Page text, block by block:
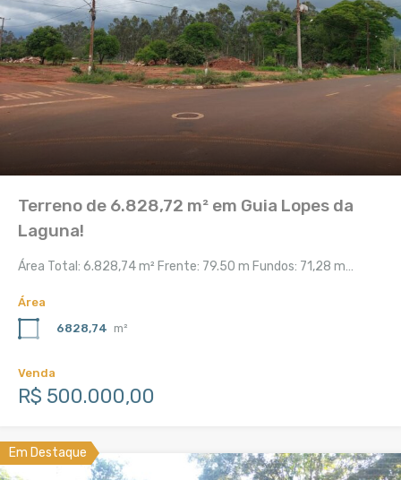
Terreno de 6.828,72 m² em Guia Lopes da
Laguna!
Área Total: 6.828,74 m² Frente: 79.50 m Fundos: 71,28 m…
Área
6828,74 m²
Venda
R$ 500.000,00
Em Destaque